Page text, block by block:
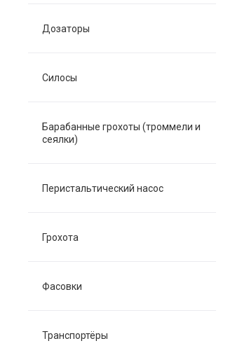
Дозаторы
Силосы
Барабанные грохоты (троммели и
сеялки)
Перистальтический насос
Грохота
Фасовки
Транспортёры